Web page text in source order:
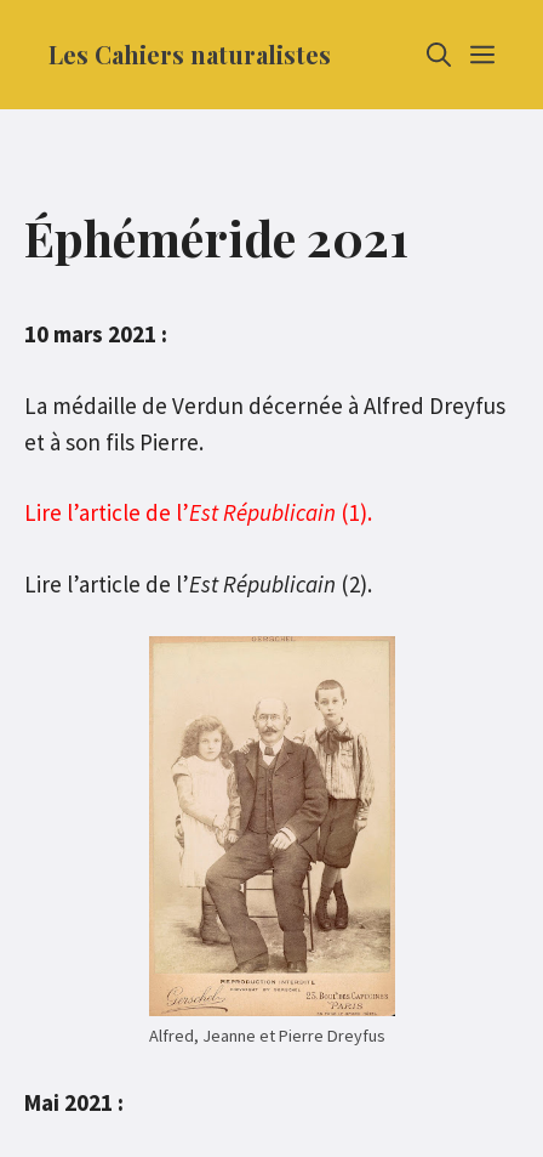
Les Cahiers naturalistes
Éphéméride 2021
10 mars 2021 :
La médaille de Verdun décernée à Alfred Dreyfus
et à son fils Pierre.
Lire l’article de l’Est Républicain (1).
Lire l’article de l’Est Républicain (2).
Alfred, Jeanne et Pierre Dreyfus
Mai 2021 :